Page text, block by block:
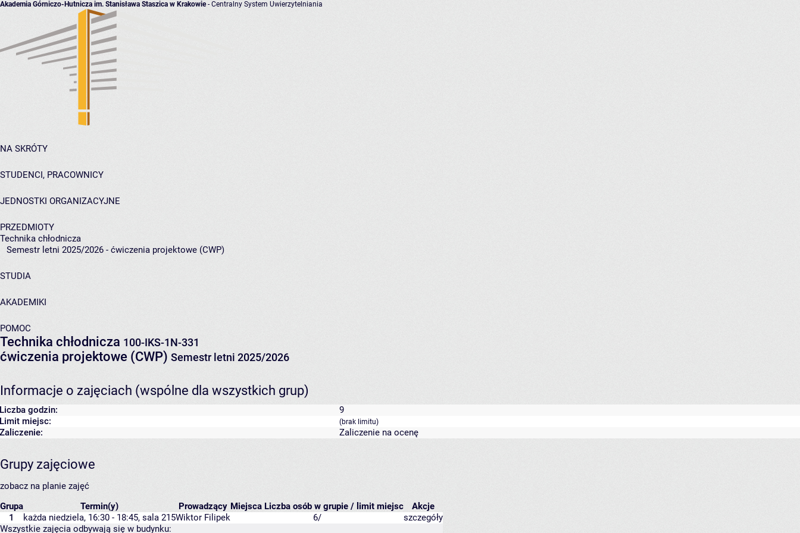
Akademia Górniczo-Hutnicza im. Stanisława Staszica w Krakowie- Centralny System Uwierzytelniania
NA SKRÓTY
STUDENCI, PRACOWNICY
JEDNOSTKI ORGANIZACYJNE
PRZEDMIOTY
Technika chłodnicza
Semestr letni 2025/2026 - ćwiczenia projektowe (CWP)
STUDIA
AKADEMIKI
POMOC
Technika chłodnicza 100-IKS-1N-331
ćwiczenia projektowe (CWP) Semestr letni 2025/2026
Informacje o zajęciach (wspólne dla wszystkich grup)
Liczba godzin:
9
Limit miejsc:
(brak limitu)
Zaliczenie: Zaliczenie na ocenę
Grupy zajęciowe
zobacz na planie zajęć
Grupa
Termin(y) Prowadzący Miejsca Liczba osób w grupie / limit miejsc
Akcje
1
każda niedziela, 16:30 - 18:45, sala 215Wiktor Filipek 6/
szczegóły
Wszystkie zajęcia odbywają się w budynku: